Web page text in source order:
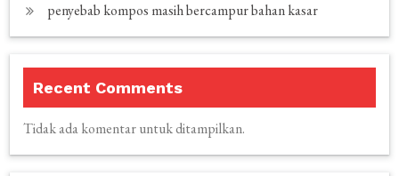
penyebab kompos masih bercampur bahan kasar
Recent Comments
Tidak ada komentar untuk ditampilkan.